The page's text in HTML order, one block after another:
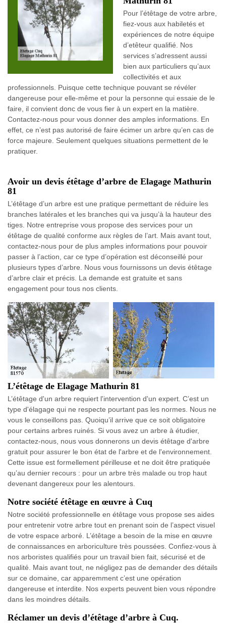
Pour l’étêtage de votre arbre,
fiez-vous aux habiletés et
expériences de notre équipe
d’etêteur qualifié. Nos
services s’adressent aussi
bien aux particuliers qu’aux
collectivités et aux
professionnels. Puisque cette technique pouvant se révéler
dangereuse pour elle-même et pour la personne qui essaie de le
faire, il convient donc de vous fier à un expert en la matière.
Contactez-nous pour vous donner des amples informations. En
effet, ce n’est pas autorisé de faire écimer un arbre qu’en cas de
force majeure. Seulement quelques situations permettent de le
pratiquer.
Avoir un devis étêtage d’arbre de Elagage Mathurin
81
L’étêtage d’un arbre est une pratique permettant de réduire les
branches latérales et les branches qui va jusqu’à la hauteur des
tiges. Notre entreprise vous propose des services pour un
étêtage de qualité conforme aux règles de l’art. Mais avant tout,
contactez-nous pour de plus amples informations pour pouvoir
passer à l’action, car ce type d’opération est déconseillé pour
plusieurs types d’arbre. Nous vous fournissons un devis étêtage
d’arbre clair et précis. La demande est gratuite et sans
engagement pour tous nos clients.
L’étêtage de Elagage Mathurin 81
L’étêtage d'un arbre requiert l'intervention d'un expert. C’est un
type d'élagage qui ne respecte pourtant pas les normes. Nous ne
vous le conseillons pas. Quoiqu’il arrive que ce soit obligatoire
pour certains arbres ruinés. Si vous avez un arbre à étudier,
contactez-nous, nous vous donnerons un devis étêtage d'arbre
gratuit pour assurer le bon état de l'arbre et de l'environnement.
Cette issue est formellement périlleuse et ne doit être pratiquée
qu’au dernier recours : pour un arbre très malade ou trop haut
devenant dangereux pour les alentours.
Notre société étêtage en œuvre à Cuq
Notre société professionnelle en étêtage vous propose ses aides
pour entretenir votre arbre tout en prenant soin de l’aspect visuel
de votre espace arboré. L’étêtage a besoin de la mise en œuvre
de connaissances en arboriculture très poussées. Confiez-vous à
nos arboristes qualifiés pour un travail bien fait, sécurisé et de
qualité. Mais avant tout, ne négligez pas de demander des détails
sur ce domaine, car apparemment c’est une opération
dangereuse et interdite. Nos experts peuvent bien vous répondre
dans les moindres détails.
Réclamer un devis d’étêtage d’arbre à Cuq.